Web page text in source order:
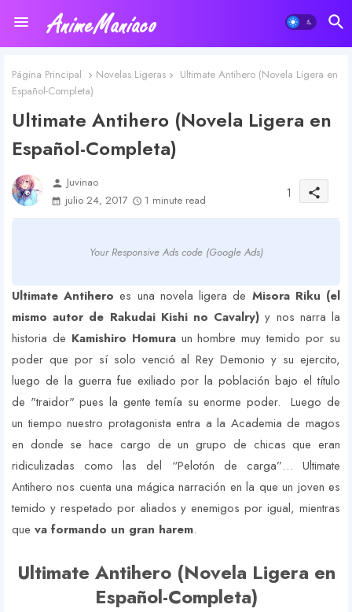
Página Principal Novelas Ligeras
Ultimate Antihero (Novela Ligera en
Español-Completa)
Ultimate Antihero (Novela Ligera en
Español-Completa)
person Juvinao
julio 24, 2017
1 minute read 1 share
Your Responsive Ads code (Google Ads)
Ultimate Antiheroes una novela ligera de Misora Riku (el
mismo autor de Rakudai Kishi no Cavalry) y nos narra la
historia de Kamishiro Homuraun hombre muy temido por su
poder que por sí solo venció al Rey Demonio y su ejercito,
luego de la guerra fue exiliado por la población bajo el título
de "traidor" pues la gente temía su enorme poder. Luego de
un tiempo nuestro protagonista entra a la Academia de magos
en donde se hace cargo de un grupo de chicas que eran
ridiculizadas como las del “Pelotón de carga”… Ultimate
Antihero nos cuenta una mágica narración en la que un joven es
temido y respetado por aliados y enemigos por igual, mientras
que va formando un gran harem.
Ultimate Antihero (Novela Ligera en
Español-Completa)